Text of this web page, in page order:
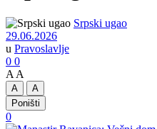
Srpski ugao
29.06.2026
u Pravoslavlje
0 0
A A
A
A
Poništi
0